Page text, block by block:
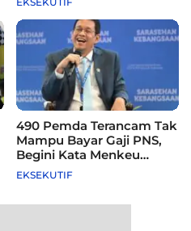
490 Pemda Terancam Tak
Mampu Bayar Gaji PNS,
Begini Kata Menkeu
Purbaya
EKSEKUTIF